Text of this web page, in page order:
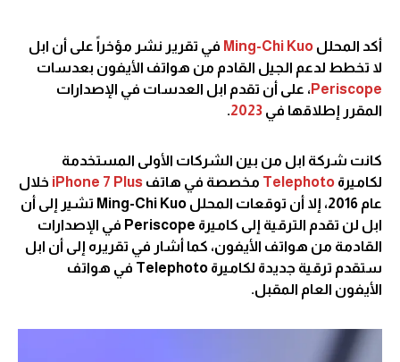
أكد المحلل Ming-Chi Kuo في تقرير نشر مؤخراً على أن ابل
لا تخطط لدعم الجيل القادم من هواتف الأيفون بعدسات
Periscope ، على أن تقدم ابل العدسات في الإصدارات
المقرر إطلاقها في 2023
.
كانت شركة ابل من بين الشركات الأولى المستخدمة
لكاميرة Telephoto مخصصة في هاتف iPhone 7 Plus
خلال
عام 2016، إلا أن توقعات المحلل Ming-Chi Kuo تشير إلى أن
ابل لن تقدم الترقية إلى كاميرة Periscope في الإصدارات
القادمة من هواتف الأيفون، كما أشار في تقريره إلى أن ابل
ستقدم ترقية جديدة لكاميرة Telephoto في هواتف
الأيفون العام المقبل.